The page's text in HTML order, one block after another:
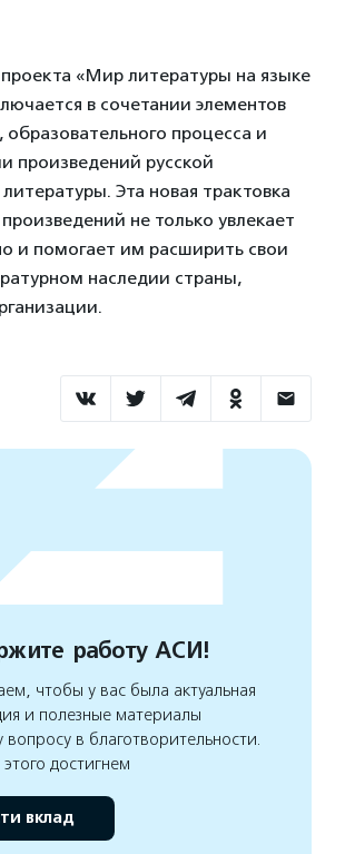
проекта «Мир литературы на языке
в сочетании элементов
процесса и
произведений русской
Эта новая трактовка
не только увлекает
и помогает им расширить свои
наследии страны,
работу АСИ!
чтобы у вас была актуальная
и полезные материалы
в благотворительности.
достигнем
вклад